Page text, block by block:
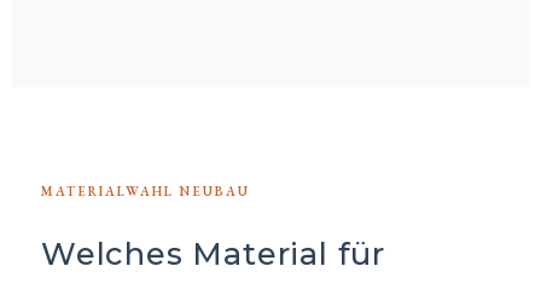
MATERIALWAHL NEUBAU
Welches Material für